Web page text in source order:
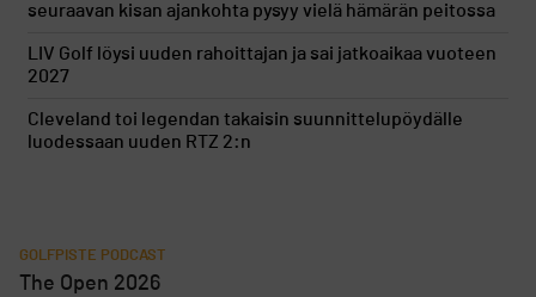
seuraavan kisan ajankohta pysyy vielä hämärän peitossa
LIV Golf löysi uuden rahoittajan ja sai jatkoaikaa vuoteen
2027
Cleveland toi legendan takaisin suunnittelupöydälle
luodessaan uuden RTZ 2:n
GOLFPISTE PODCAST
The Open 2026